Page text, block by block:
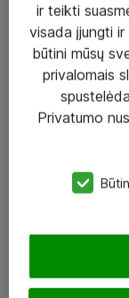
Sprendimai
Įgyvendinti
Atea ekspertų
eShop@atea.lt
ir teikti
visada įjungti
būtini mūsų
privalomais
Privatumo